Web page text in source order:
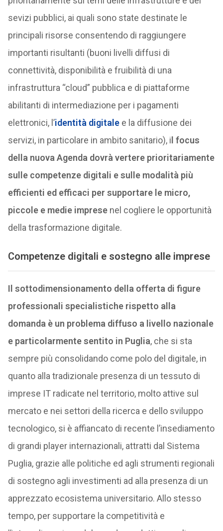
sevizi pubblici, ai quali sono state destinate le
principali risorse consentendo di raggiungere
importanti risultanti (buoni livelli diffusi di
connettività, disponibilità e fruibilità di una
infrastruttura “cloud” pubblica e di piattaforme
abilitanti di intermediazione per i pagamenti
elettronici, l’identità digitalee la diffusione dei
servizi, in particolare in ambito sanitario), i l focus
della nuova Agenda dovrà vertere prioritariamente
sulle competenze digitali e sulle modalità più
efficienti ed efficaci per supportare le micro,
piccole e medie impresenel cogliere le opportunità
della trasformazione digitale.
Competenze digitali e sostegno alle imprese
Il sottodimensionamento della offerta di figure
professionali specialistiche rispetto alla
domanda è un problema diffuso a livello nazionale
e particolarmente sentito in Puglia, che si sta
sempre più consolidando come polo del digitale, in
quanto alla tradizionale presenza di un tessuto di
imprese IT radicate nel territorio, molto attive sul
mercato e nei settori della ricerca e dello sviluppo
tecnologico, si è affiancato di recente l’insediamento
di grandi player internazionali, attratti dal Sistema
Puglia, grazie alle politiche ed agli strumenti regionali
di sostegno agli investimenti ad alla presenza di un
apprezzato ecosistema universitario. Allo stesso
tempo, per supportare la competitività e